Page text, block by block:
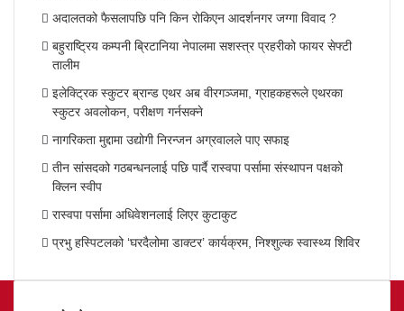
अदालतको फैसलापछि पनि किन रोकिएन आदर्शनगर जग्गा विवाद ?
बहुराष्ट्रिय कम्पनी ब्रिटानिया नेपालमा सशस्त्र प्रहरीको फायर सेफ्टी
तालीम
इलेक्ट्रिक स्कुटर ब्रान्ड एथर अब वीरगञ्जमा, ग्राहकहरूले एथरका
स्कुटर अवलोकन, परीक्षण गर्नसक्ने
नागरिकता मुद्दामा उद्योगी निरन्जन अग्रवालले पाए सफाइ
तीन सांसदको गठबन्धनलाई पछि पार्दै रास्वपा पर्सामा संस्थापन पक्षको
क्लिन स्वीप
रास्वपा पर्सामा अधिवेशनलाई लिएर कुटाकुट
प्रभु हस्पिटलको ‘घरदैलोमा डाक्टर’ कार्यक्रम, निश्शुल्क स्वास्थ्य शिविर